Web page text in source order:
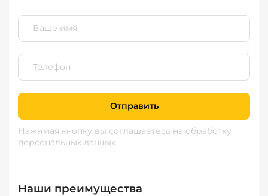
Отправить
Нажимая кнопку вы соглашаетесь на обработку
персональных данных
Наши преимущества